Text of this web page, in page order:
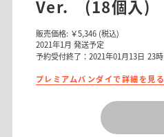
Ver. (18個入)
販売価格: ￥5,346 (税込)
2021年1月 発送予定
予約受付終了：2021年01月13日 23時
プレミアムバンダイで詳細を見る